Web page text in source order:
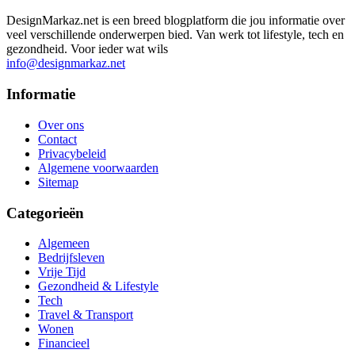
DesignMarkaz.net is een breed blogplatform die jou informatie over
veel verschillende onderwerpen bied. Van werk tot lifestyle, tech en
gezondheid. Voor ieder wat wils
info@designmarkaz.net
Informatie
Over ons
Contact
Privacybeleid
Algemene voorwaarden
Sitemap
Categorieën
Algemeen
Bedrijfsleven
Vrije Tijd
Gezondheid & Lifestyle
Tech
Travel & Transport
Wonen
Financieel